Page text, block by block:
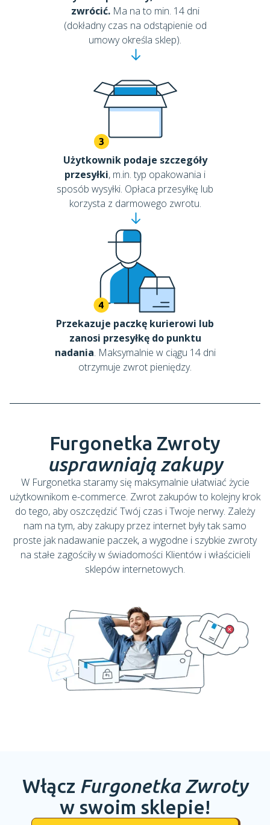
zwrócić. Ma na to min. 14 dni
(dokładny czas na odstąpienie od
umowy określa sklep).
Użytkownik podaje szczegóły
przesyłki, m.in. typ opakowania i
sposób wysyłki. Opłaca przesyłkę lub
korzysta z darmowego zwrotu.
Przekazuje paczkę kurierowi lub
zanosi przesyłkę do punktu
nadania. Maksymalnie w ciągu 14 dni
otrzymuje zwrot pieniędzy.
Furgonetka Zwroty
usprawniają zakupy
W Furgonetka staramy się maksymalnie ułatwiać życie
użytkownikom e-commerce. Zwrot zakupów to kolejny krok
do tego, aby oszczędzić Twój czas i Twoje nerwy. Zależy
nam na tym, aby zakupy przez internet były tak samo
proste jak nadawanie paczek, a wygodne i szybkie zwroty
na stałe zagościły w świadomości Klientów i właścicieli
sklepów internetowych.
Włącz Furgonetka Zwroty
w swoim sklepie!